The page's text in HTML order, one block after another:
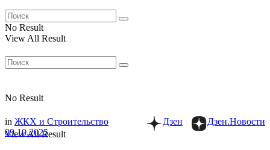
No Result
View All Result
No Result
View All Result
Дзен.Новости
Дзен
in ЖКХ и Строительство
09.10.2025